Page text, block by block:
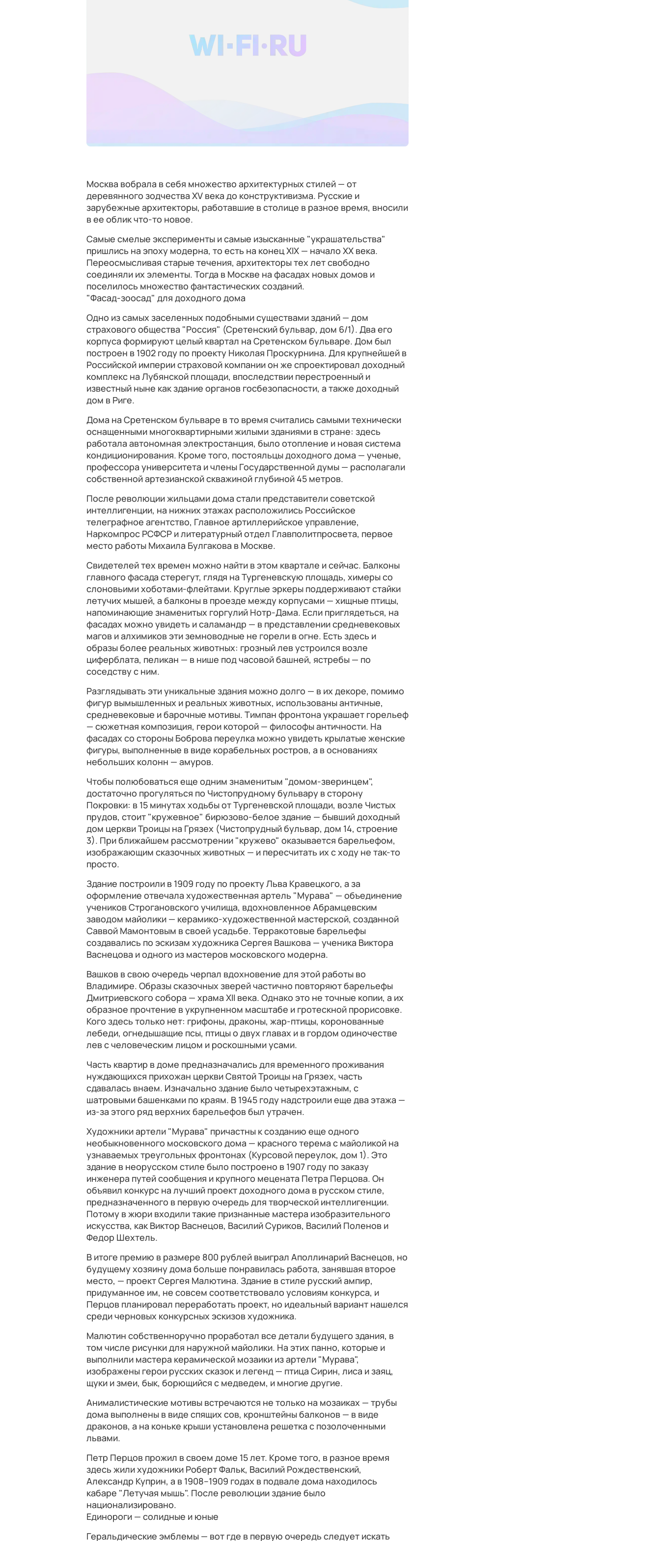
Москва вобрала в себя множество архитектурных стилей — от
деревянного зодчества XV века до конструктивизма. Русские и
зарубежные архитекторы, работавшие в столице в разное время, вносили
в ее облик что-то новое.
Самые смелые эксперименты и самые изысканные "украшательства"
пришлись на эпоху модерна, то есть на конец XIX — начало XX века.
Переосмысливая старые течения, архитекторы тех лет свободно
соединяли их элементы. Тогда в Москве на фасадах новых домов и
поселилось множество фантастических созданий.
"Фасад-зоосад" для доходного дома
Одно из самых заселенных подобными существами зданий — дом
страхового общества "Россия" (Сретенский бульвар, дом 6/1). Два его
корпуса формируют целый квартал на Сретенском бульваре. Дом был
построен в 1902 году по проекту Николая Проскурнина. Для крупнейшей в
Российской империи страховой компании он же спроектировал доходный
комплекс на Лубянской площади, впоследствии перестроенный и
известный ныне как здание органов госбезопасности, а также доходный
дом в Риге.
Дома на Сретенском бульваре в то время считались самыми технически
оснащенными многоквартирными жилыми зданиями в стране: здесь
работала автономная электростанция, было отопление и новая система
кондиционирования. Кроме того, постояльцы доходного дома — ученые,
профессора университета и члены Государственной думы — располагали
собственной артезианской скважиной глубиной 45 метров.
После революции жильцами дома стали представители советской
интеллигенции, на нижних этажах расположились Российское
телеграфное агентство, Главное артиллерийское управление,
Наркомпрос РСФСР и литературный отдел Главполитпросвета, первое
место работы Михаила Булгакова в Москве.
Свидетелей тех времен можно найти в этом квартале и сейчас. Балконы
главного фасада стерегут, глядя на Тургеневскую площадь, химеры со
слоновьими хоботами-флейтами. Круглые эркеры поддерживают стайки
летучих мышей, а балконы в проезде между корпусами — хищные птицы,
напоминающие знаменитых горгулий Нотр-Дама. Если приглядеться, на
фасадах можно увидеть и саламандр — в представлении средневековых
магов и алхимиков эти земноводные не горели в огне. Есть здесь и
образы более реальных животных: грозный лев устроился возле
циферблата, пеликан — в нише под часовой башней, ястребы — по
соседству с ним.
Разглядывать эти уникальные здания можно долго — в их декоре, помимо
фигур вымышленных и реальных животных, использованы античные,
средневековые и барочные мотивы. Тимпан фронтона украшает горельеф
— сюжетная композиция, герои которой — философы античности. На
фасадах со стороны Боброва переулка можно увидеть крылатые женские
фигуры, выполненные в виде корабельных ростров, а в основаниях
небольших колонн — амуров.
Чтобы полюбоваться еще одним знаменитым "домом-зверинцем",
достаточно прогуляться по Чистопрудному бульвару в сторону
Покровки: в 15 минутах ходьбы от Тургеневской площади, возле Чистых
прудов, стоит "кружевное" бирюзово-белое здание — бывший доходный
дом церкви Троицы на Грязех (Чистопрудный бульвар, дом 14, строение
3). При ближайшем рассмотрении "кружево" оказывается барельефом,
изображающим сказочных животных — и пересчитать их с ходу не так-то
просто.
Здание построили в 1909 году по проекту Льва Кравецкого, а за
оформление отвечала художественная артель "Мурава" — объединение
учеников Строгановского училища, вдохновленное Абрамцевским
заводом майолики — керамико-художественной мастерской, созданной
Саввой Мамонтовым в своей усадьбе. Терракотовые барельефы
создавались по эскизам художника Сергея Вашкова — ученика Виктора
Васнецова и одного из мастеров московского модерна.
Вашков в свою очередь черпал вдохновение для этой работы во
Владимире. Образы сказочных зверей частично повторяют барельефы
Дмитриевского собора — храма XII века. Однако это не точные копии, а их
образное прочтение в укрупненном масштабе и гротескной прорисовке.
Кого здесь только нет: грифоны, драконы, жар-птицы, коронованные
лебеди, огнедышащие псы, птицы о двух главах и в гордом одиночестве
лев с человеческим лицом и роскошными усами.
Часть квартир в доме предназначались для временного проживания
нуждающихся прихожан церкви Святой Троицы на Грязех, часть
сдавалась внаем. Изначально здание было четырехэтажным, с
шатровыми башенками по краям. В 1945 году надстроили еще два этажа —
из-за этого ряд верхних барельефов был утрачен.
Художники артели "Мурава" причастны к созданию еще одного
необыкновенного московского дома — красного терема с майоликой на
узнаваемых треугольных фронтонах (Курсовой переулок, дом 1). Это
здание в неорусском стиле было построено в 1907 году по заказу
инженера путей сообщения и крупного мецената Петра Перцова. Он
объявил конкурс на лучший проект доходного дома в русском стиле,
предназначенного в первую очередь для творческой интеллигенции.
Потому в жюри входили такие признанные мастера изобразительного
искусства, как Виктор Васнецов, Василий Суриков, Василий Поленов и
Федор Шехтель.
В итоге премию в размере 800 рублей выиграл Аполлинарий Васнецов, но
будущему хозяину дома больше понравилась работа, занявшая второе
место, — проект Сергея Малютина. Здание в стиле русский ампир,
придуманное им, не совсем соответствовало условиям конкурса, и
Перцов планировал переработать проект, но идеальный вариант нашелся
среди черновых конкурсных эскизов художника.
Малютин собственноручно проработал все детали будущего здания, в
том числе рисунки для наружной майолики. На этих панно, которые и
выполнили мастера керамической мозаики из артели "Мурава",
изображены герои русских сказок и легенд — птица Сирин, лиса и заяц,
щуки и змеи, бык, борющийся с медведем, и многие другие.
Анималистические мотивы встречаются не только на мозаиках — трубы
дома выполнены в виде спящих сов, кронштейны балконов — в виде
драконов, а на коньке крыши установлена решетка с позолоченными
львами.
Петр Перцов прожил в своем доме 15 лет. Кроме того, в разное время
здесь жили художники Роберт Фальк, Василий Рождественский,
Александр Куприн, а в 1908–1909 годах в подвале дома находилось
кабаре "Летучая мышь". После революции здание было
национализировано.
Единороги — солидные и юные
Геральдические эмблемы — вот где в первую очередь следует искать